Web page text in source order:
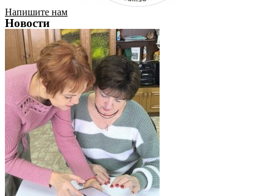
Напишите нам
Новости